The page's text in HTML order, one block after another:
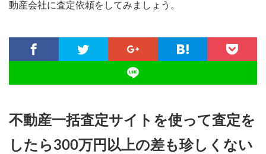
動産会社に査定依頼をしてみましょう。
不動産一括査定サイトを使って査定を
したら300万円以上の差も珍しくない